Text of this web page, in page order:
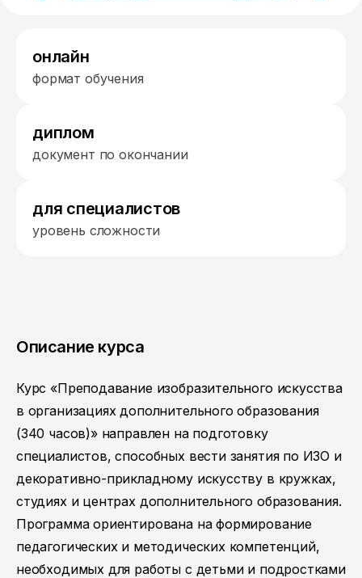
онлайн
формат обучения
диплом
документ по окончании
для специалистов
уровень сложности
Описание курса
Курс «Преподавание изобразительного искусства
в организациях дополнительного образования
(340 часов)» направлен на подготовку
специалистов, способных вести занятия по ИЗО и
декоративно-прикладному искусству в кружках,
студиях и центрах дополнительного образования.
Программа ориентирована на формирование
педагогических и методических компетенций,
необходимых для работы с детьми и подростками